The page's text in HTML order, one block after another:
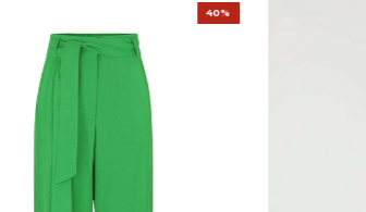
40%